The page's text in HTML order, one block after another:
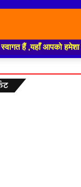
आपको हमेशा ताजा